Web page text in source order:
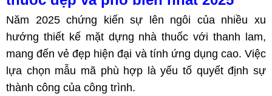
Năm 2025 chứng kiến sự lên ngôi của nhiều xu
hướng thiết kế mặt dựng nhà thuốc với thanh lam,
mang đến vẻ đẹp hiện đại và tính ứng dụng cao. Việc
lựa chọn mẫu mã phù hợp là yếu tố quyết định sự
thành công của công trình.